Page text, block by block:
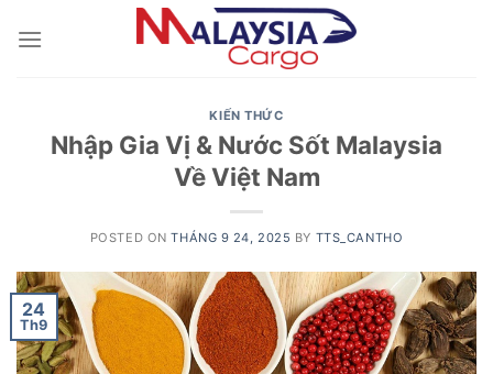
KIẾN THỨC
Nhập Gia Vị & Nước Sốt Malaysia
Về Việt Nam
POSTED ONTHÁNG 9 24, 2025 BY TTS_CANTHO
24
Th9